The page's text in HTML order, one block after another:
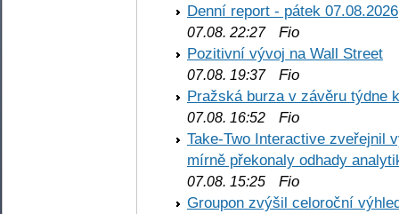
Denní report - pátek 07.08.2026
07.08. 22:27Fio
Pozitivní vývoj na Wall Street
07.08. 19:37Fio
Pražská burza v závěru týdne
07.08. 16:52 Fio
Take-Two Interactive zveřejnil
mírně překonaly odhady
07.08. 15:25 Fio
Groupon zvýšil celoroční